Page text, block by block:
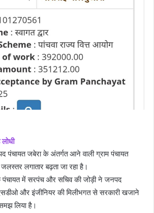
पंचायत जबेरा के अंतर्गत आने वाली ग्राम पंचायत
लगातार बढ़ता जा रहा है।
पंचायत में सरपंच और सचिव की जोड़ी ने जनपद
और इंजीनियर की मिलीभगत से सरकारी खजाने
लिया है।